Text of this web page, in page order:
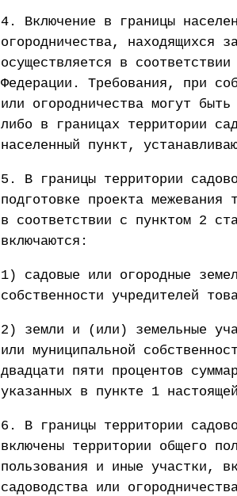
4. Включение в границы
огородничества, находящихся
осуществляется в
Федерации. Требования, при
или огородничества могут
либо в границах территории
населенный пункт,
5. В границы территории
подготовке проекта межевания
в соответствии с пунктом 2
включаются:
1) садовые или огородные
собственности учредителей
2) земли и (или) земельные
или муниципальной
двадцати пяти процентов
указанных в пункте 1
6. В границы территории
включены территории общего
пользования и иные участки,
садоводства или